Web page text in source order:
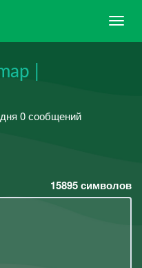
|
0 сообщений
15895символов